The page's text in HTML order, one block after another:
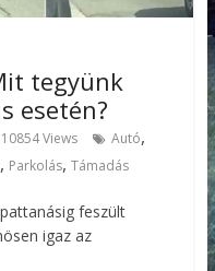
tegyünk
esetén?
10854 Views Autó,
, Parkolás, Támadás
feszült
igaz az